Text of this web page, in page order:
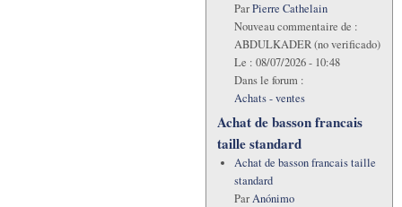
ParPierre Cathelain
Nouveau commentaire de :
ABDULKADER (no verificado)
Le : 08/07/2026 - 10:48
Dans le forum :
Achats - ventes
Achat de basson francais
taille standard
Achat de basson francais taille
standard
ParAnónimo